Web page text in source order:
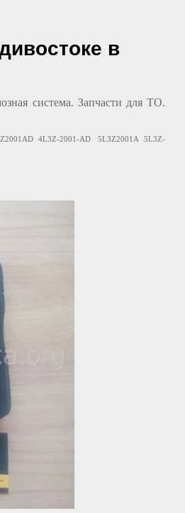
в
система. Запчасти для ТО.
4L3Z-2001-AD 5L3Z2001A 5L3Z-